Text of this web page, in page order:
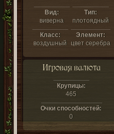
Вид:
виверна
Тип:
плотоядный
Класс:
воздушный
Элемент:
цвет серебра
Игровая валюта
Крупицы:
465
Очки способностей:
0